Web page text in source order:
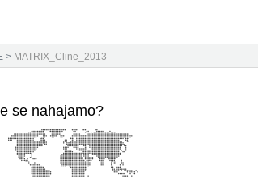
> MATRIX_Cline_2013
se nahajamo?